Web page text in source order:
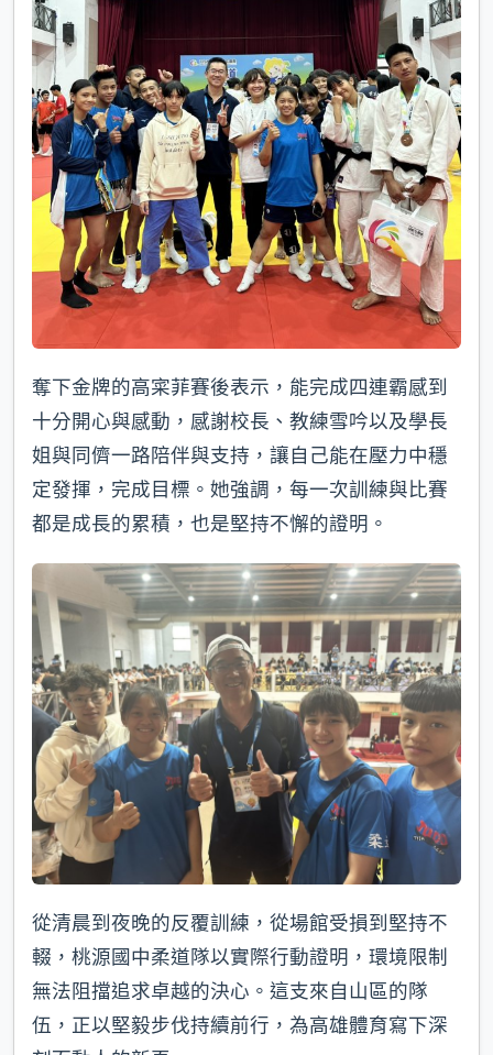
奪下金牌的高寀菲賽後表示，能完成四連霸感到
十分開心與感動，感謝校長、教練雪吟以及學長
姐與同儕一路陪伴與支持，讓自己能在壓力中穩
定發揮，完成目標。她強調，每一次訓練與比賽
都是成長的累積，也是堅持不懈的證明。
從清晨到夜晚的反覆訓練，從場館受損到堅持不
輟，桃源國中柔道隊以實際行動證明，環境限制
無法阻擋追求卓越的決心。這支來自山區的隊
伍，正以堅毅步伐持續前行，為高雄體育寫下深